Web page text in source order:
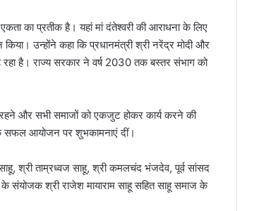
का प्रतीक है। यहां मां दंतेश्वरी की आराधना के लिए
उन्होंने कहा कि प्रधानमंत्री श्री नरेंद्र मोदी और
है। राज्य सरकार ने वर्ष 2030 तक बस्तर संभाग को
और सभी समाजों को एकजुट होकर कार्य करने की
सफल आयोजन पर शुभकामनाएं दीं।
साहू, श्री ताम्रध्वज साहू, श्री कमलचंद भंजदेव, पूर्व सांसद
संयोजक श्री राजेश मायाराम साहू सहित साहू समाज के